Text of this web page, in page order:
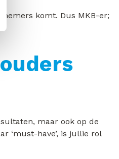
komt. Dus MKB-er;
maar ook op de
‘must-have’, is jullie rol